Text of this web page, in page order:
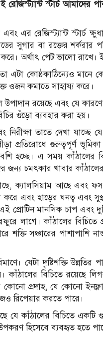
রেজিস্ট্যান্ট স্টার্চ
এবং এর রেজিস্ট্যান্ট স্টার্চ
সুগার বা রক্তের
অর্থাৎ পেট ভালো রাখে।
এটা কোষ্ঠকাঠিন্যেও মানে
ওজন কমাতে সাহায্য করে।
উপাদান রয়েছে এবং যে
গুঁড়ো ব্যবহার করা হয়।
নিরীক্ষা তাতে দেখা
প্রতিরোধে গুরুত্বপূর্ণ
হচ্ছে। এ সময় কাঁঠালের
জন্য চমৎকার খাবার কাঁঠালের
আছে, ক্যালসিয়াম আছে
করে এবং হাড়ের ঘনত্ব এবং
এই প্রোটিন মানসিক চাপ এবং
লাগে। কাঁঠালের বিচিতে
সঞ্চারের পাশাপাশি
যেটা দৃষ্টিশক্তি উন্নতির
কাঁঠালের বিচিতে রয়েছে
কোনো প্রদাহ, যে কোনো
রিপেয়ার করতে পারে।
যে কাঁঠালের বিচিতে একটি
হিসেবে ব্যবহৃত হতে